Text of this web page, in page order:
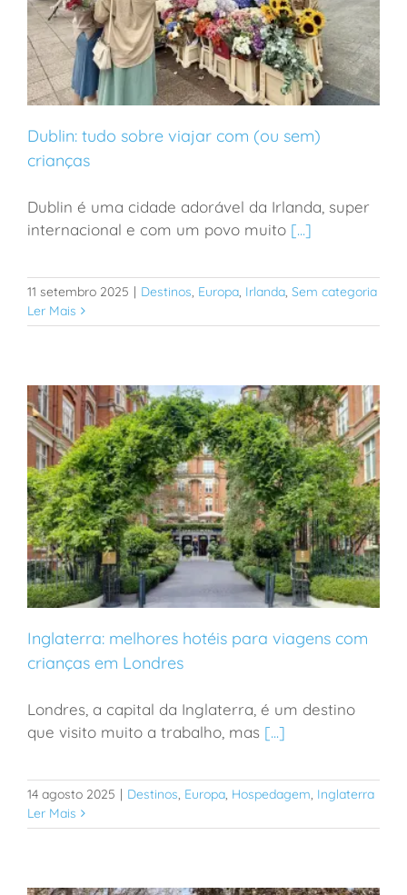
Dublin: tudo sobre viajar com (ou sem)
crianças
Dublin é uma cidade adorável da Irlanda, super
internacional e com um povo muito [...]
11 setembro 2025 Destinos, Europa, Irlanda, Sem categoria
Ler Mais
Inglaterra: melhores hotéis para viagens com
crianças em Londres
Inglaterra: melhores hotéis para viagens com
crianças em Londres
Londres, a capital da Inglaterra, é um destino
que visito muito a trabalho, mas [...]
14 agosto 2025 | Destinos, Europa, Hospedagem, Inglaterra
Ler Mais